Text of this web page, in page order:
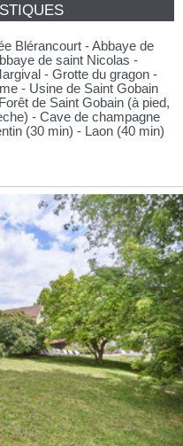
Blérancourt - Abbaye de
de saint Nicolas -
- Grotte du gragon -
- Usine de Saint Gobain
de Saint Gobain (à pied,
- Cave de champagne
(30 min) - Laon (40 min)